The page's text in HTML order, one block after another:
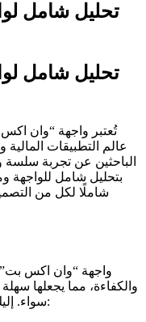
تحليل شامل
تحليل شامل
تُعتبر واجهة “وان
عالم التطبيقات المالية
الباحثين عن تجربة سلسة
بتحليل شامل للواجهة
شاملًا لكل من
واجهة “وان اكس
والكفاءة، مما يجعلها
سواء. إليك بعض النواحي التي تميز تصميم الواجهة: